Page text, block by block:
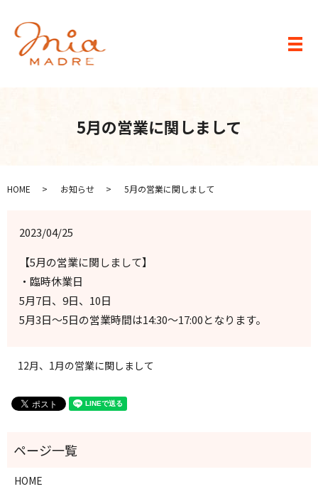
メ
5月の営業に関しまして
HOME お知らせ 5月の営業に関しまして
2023/04/25
【5月の営業に関しまして】
・臨時休業日
5月7日、9日、10日
5月3日～5日の営業時間は14:30～17:00となります。
12月、1月の営業に関しまして
HOME